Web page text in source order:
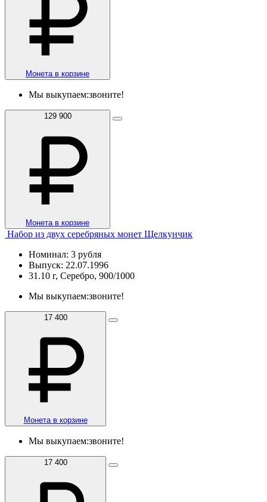
Монета в корзине
Мы выкупаем:звоните!
129 900
Монета в корзине
Набор из двух серебряных монет Щелкунчик
Номинал: 3 рубля
Выпуск: 22.07.1996
31.10 г, Серебро, 900/1000
Мы выкупаем:звоните!
17 400
Монета в корзине
Мы выкупаем:звоните!
17 400